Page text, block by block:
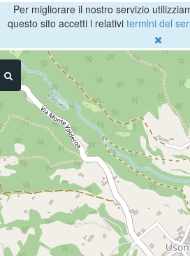
Per migliorare il nostro servizio
questo sito accetti i relativi termini del